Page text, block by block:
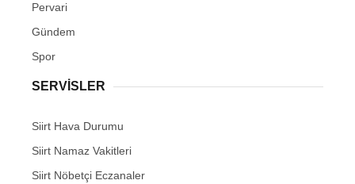
Pervari
Gündem
Spor
SERVİSLER
Siirt Hava Durumu
Siirt Namaz Vakitleri
Siirt Nöbetçi Eczanaler